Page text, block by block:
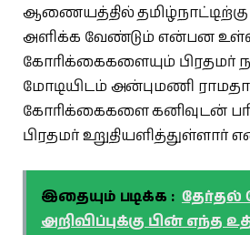
ஆணையத்தில் தமிழ்நாட்டிற்கு
அளிக்க வேண்டும் என்பன
கோரிக்கைகளையும் பிரதமர்
மோடியிடம் அன்புமணி
கோரிக்கைகளை கனிவுடன்
பிரதமர் உறுதியளித்துள்ளார்
இதையும் படிக்க : தேர்தல்
அறிவிப்புக்கு பின் எந்த